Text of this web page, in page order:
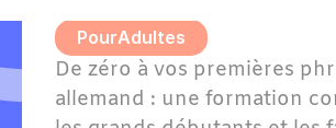
PourAdultes
De zéro à vos premières
allemand : une formation